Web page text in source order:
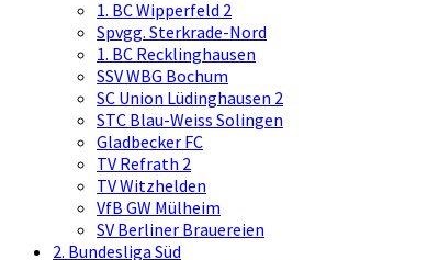
1. BC Wipperfeld 2
Spvgg. Sterkrade-Nord
1. BC Recklinghausen
SSV WBG Bochum
SC Union Lüdinghausen 2
STC Blau-Weiss Solingen
Gladbecker FC
TV Refrath 2
TV Witzhelden
VfB GW Mülheim
SV Berliner Brauereien
2. Bundesliga Süd